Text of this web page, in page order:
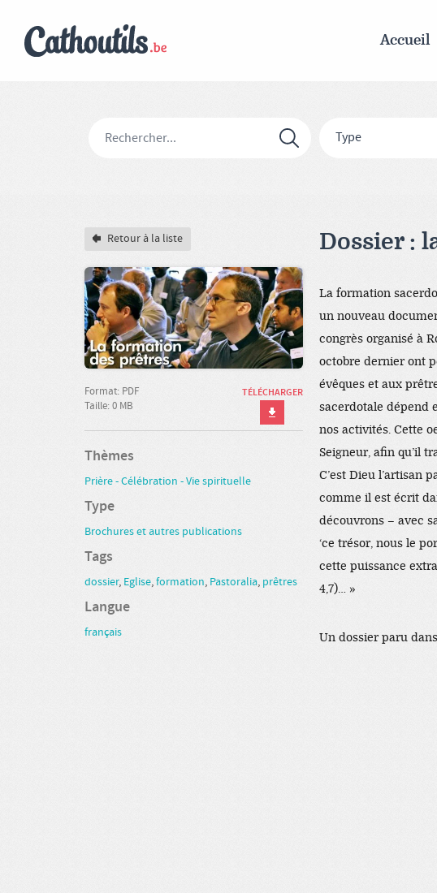
Accueil
Type
Dossier :
La formation
un nouveau
congrès organisé à
octobre dernier ont
évêques et aux
sacerdotale dépend
nos activités. Cette
Seigneur, afin qu’il
C’est Dieu l’artisan
comme il est écrit
découvrons – avec
‘ce trésor, nous le
cette puissance
4,7)… »
Un dossier paru
Retour à la liste
TÉLÉCHARGER
Format: PDF
Taille: 0 MB
Thèmes
Prière - Célébration - Vie spirituelle
Type
Brochures et autres publications
Tags
dossier, Eglise,formation, Pastoralia, prêtres
Langue
français